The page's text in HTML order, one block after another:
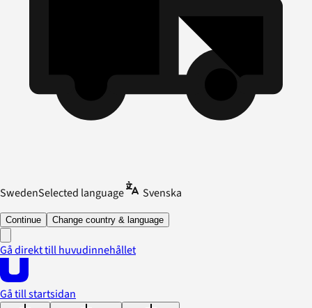
SwedenSelected language Svenska
Continue Change country & language
Gå direkt till huvudinnehållet
Gå till startsidan